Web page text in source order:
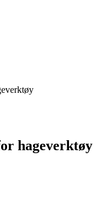
hageverktøy